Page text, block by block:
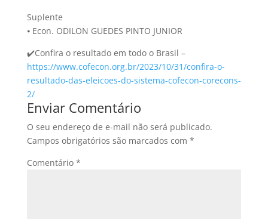
Suplente
⦁ Econ. ODILON GUEDES PINTO JUNIOR
✔️Confira o resultado em todo o Brasil –
https://www.cofecon.org.br/2023/10/31/confira-o-
resultado-das-eleicoes-do-sistema-cofecon-corecons-
2/
Enviar Comentário
O seu endereço de e-mail não será publicado.
Campos obrigatórios são marcados com *
Comentário *